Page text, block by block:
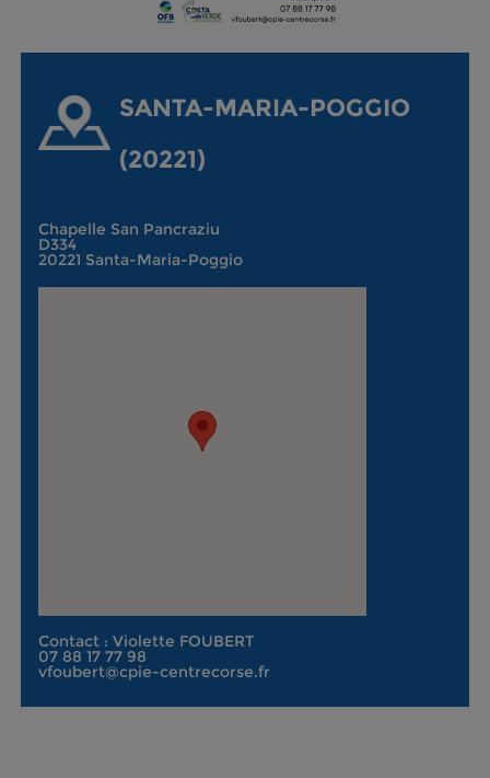
SANTA-MARIA-POGGIO
(20221)
Chapelle San Pancraziu
D334
20221 Santa-Maria-Poggio
Contact : Violette FOUBERT
07 88 17 77 98
vfoubert@cpie-centrecorse.fr